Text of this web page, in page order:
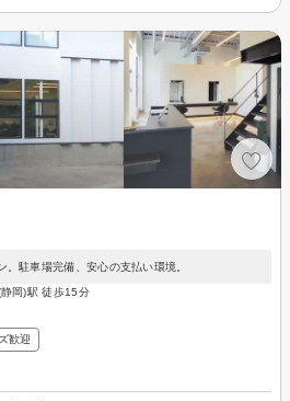
駐車場完備、安心の支払い環境。
岡)駅 徒歩15分
歓迎